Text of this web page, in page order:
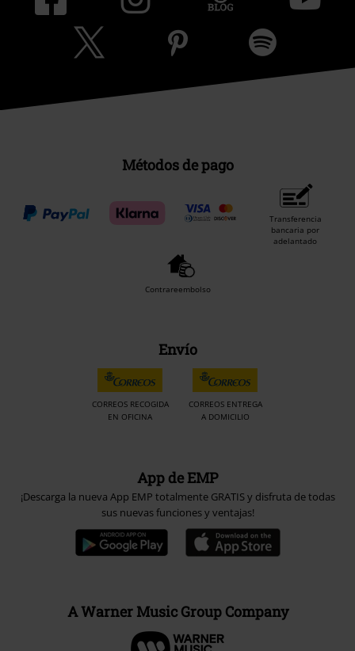
Métodos de pago
Transferencia
bancaria por
adelantado
Contrareembolso
Envío
CORREOS RECOGIDA
EN OFICINA
CORREOS ENTREGA
A DOMICILIO
App de EMP
¡Descarga la nueva App EMP totalmente GRATIS y disfruta de todas
sus nuevas funciones y ventajas!
A Warner Music Group Company